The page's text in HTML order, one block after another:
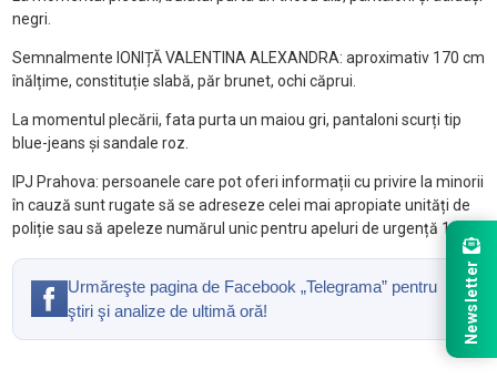
negri.
Semnalmente IONIȚĂ VALENTINA ALEXANDRA: aproximativ 170 cm
înălțime, constituție slabă, păr brunet, ochi căprui.
La momentul plecării, fata purta un maiou gri, pantaloni scurți tip
blue-jeans și sandale roz.
IPJ Prahova: persoanele care pot oferi informații cu privire la minorii
în cauză sunt rugate să se adreseze celei mai apropiate unități de
poliție sau să apeleze numărul unic pentru apeluri de urgență 112.
Urmăreşte pagina de Facebook „Telegrama” pentru
ştiri şi analize de ultimă oră!
Newsletter